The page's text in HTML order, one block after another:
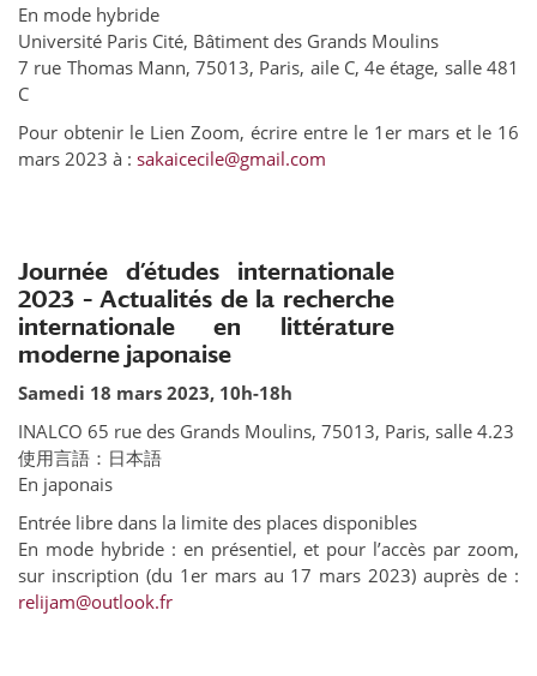
En mode hybride
Université Paris Cité, Bâtiment des Grands Moulins
7 rue Thomas Mann, 75013, Paris, aile C, 4e étage, salle 481
C
Pour obtenir le Lien Zoom, écrire entre le 1er mars et le 16
mars 2023 à : sakaicecile@gmail.com
Journée d’études internationale
2023 – Actualités de la recherche
internationale en littérature
moderne japonaise
Samedi 18 mars 2023, 10h-18h
INALCO 65 rue des Grands Moulins, 75013, Paris, salle 4.23
使用言語：日本語
En japonais
Entrée libre dans la limite des places disponibles
En mode hybride : en présentiel, et pour l’accès par zoom,
sur inscription (du 1er mars au 17 mars 2023) auprès de :
relijam@outlook.fr